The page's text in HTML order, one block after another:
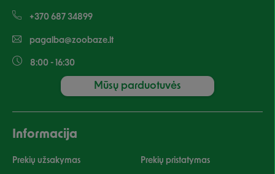
+370 687 34899
pagalba@zoobaze.lt
8:00 - 16:30
Mūsų parduotuvės
Informacija
Prekių užsakymas Prekių pristatymas